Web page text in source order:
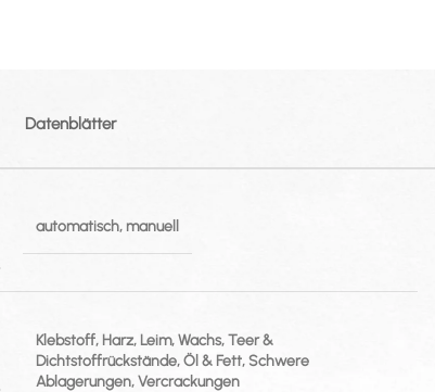
Datenblätter
automatisch, manuell
Klebstoff, Harz, Leim, Wachs, Teer &
Dichtstoffrückstände, Öl & Fett, Schwere
Ablagerungen, Vercrackungen